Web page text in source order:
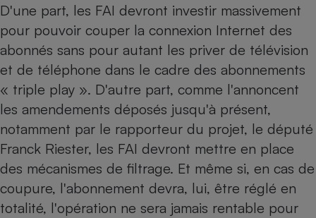
D'une part, les FAI devront investir massivement
pour pouvoir couper la connexion Internet des
abonnés sans pour autant les priver de télévision
et de téléphone dans le cadre des abonnements
« triple play ». D'autre part, comme l'annoncent
les amendements déposés jusqu'à présent,
notamment par le rapporteur du projet, le député
Franck Riester, les FAI devront mettre en place
des mécanismes de filtrage. Et même si, en cas de
coupure, l'abonnement devra, lui, être réglé en
totalité, l'opération ne sera jamais rentable pour